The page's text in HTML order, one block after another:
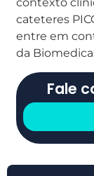
contexto
cateteres
entre em
da
Fale